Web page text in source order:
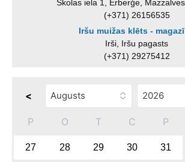
Skolas iela 1, Ērberģe,
(+371) 26156535
Iršu muižas klēts -
Irši, Iršu pagasts
(+371) 29275412
<
P O T C P
27 28 29 30 31